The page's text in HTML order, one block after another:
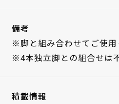
備考
※脚と組み合わせてご使用
※4本独立脚との組合せは不
積載情報